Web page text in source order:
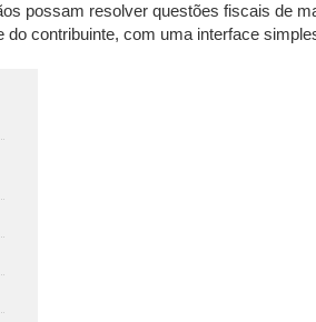
possam resolver questões fiscais de
contribuinte, com uma interface